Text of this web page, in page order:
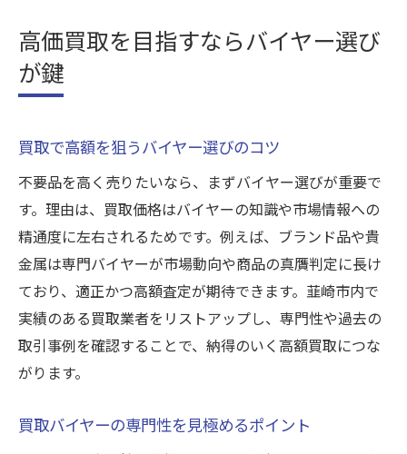
高価買取を目指すならバイヤー選び
が鍵
買取で高額を狙うバイヤー選びのコツ
不要品を高く売りたいなら、まずバイヤー選びが重要で
す。理由は、買取価格はバイヤーの知識や市場情報への
精通度に左右されるためです。例えば、ブランド品や貴
金属は専門バイヤーが市場動向や商品の真贋判定に長け
ており、適正かつ高額査定が期待できます。韮崎市内で
実績のある買取業者をリストアップし、専門性や過去の
取引事例を確認することで、納得のいく高額買取につな
がります。
買取バイヤーの専門性を見極めるポイント